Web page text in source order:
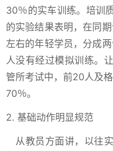
30％的实车训练。培训
的实验结果表明，在同
左右的年轻学员，分成
人没有经过模拟训练。
管所考试中，前20人及
70％。
2. 基础动作明显规范
从教员方面讲，以往